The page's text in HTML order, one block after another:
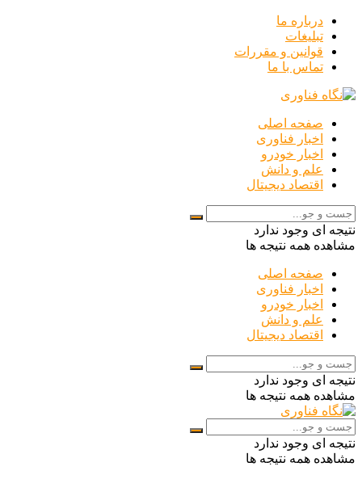
درباره ما
تبلیغات
قوانین و مقررات
تماس با ما
صفحه اصلی
اخبار فناوری
اخبار خودرو
علم و دانش
اقتصاد دیجیتال
نتیجه ای وجود ندارد
مشاهده همه نتیجه ها
صفحه اصلی
اخبار فناوری
اخبار خودرو
علم و دانش
اقتصاد دیجیتال
نتیجه ای وجود ندارد
مشاهده همه نتیجه ها
نتیجه ای وجود ندارد
مشاهده همه نتیجه ها